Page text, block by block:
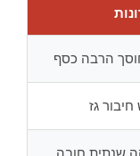
הרבה כסף
גז